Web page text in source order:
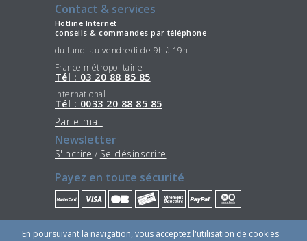
Contact & services
Hotline Internet
conseils & commandes par téléphone
du lundi au vendredi de 9h à 19h
France métropolitaine
Tél : 03 20 88 85 85
International
Tél : 0033 20 88 85 85
Par e-mail
Newsletter
S'incrire / Se désinscrire
Payez en toute sécurité
Restez connectés
En poursuivant la navigation, vous acceptez l'utilisation de cookies